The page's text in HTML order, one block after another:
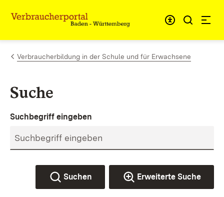
Zum Inhalt springen
Link zur Startseite
Verbraucherbildung in der Schule und für Erwachsene
Suche
Suchbegriff eingeben
Suchen Erweiterte Suche